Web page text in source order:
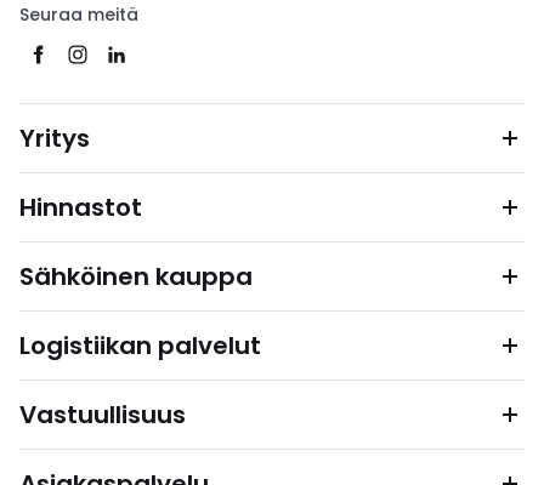
Seuraa meitä
Yritys
Hinnastot
Sähköinen kauppa
Logistiikan palvelut
Vastuullisuus